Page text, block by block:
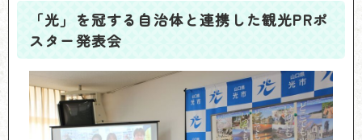
「光」を冠する自治体と連携した観光PRポ
スター発表会